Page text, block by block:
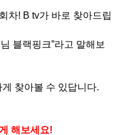
회차! B tv가 바로 찾아드립
블랙핑크”라고 말해보
찾아볼 수 있답니다.
해보세요!